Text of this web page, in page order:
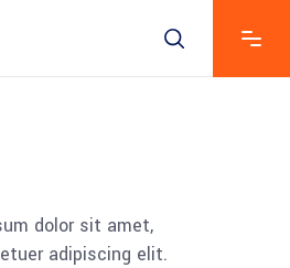
dolor sit amet,
adipiscing elit.